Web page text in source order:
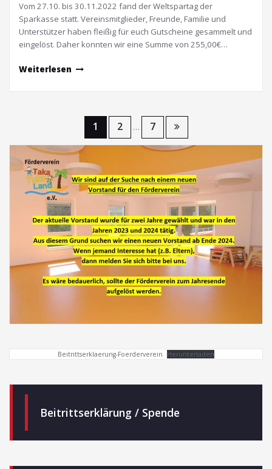
Vom 27.10. bis 30.11.2022 fand der Weltspartag der
Sparkasse statt. Vereinsmitglieder, Freunde, Familie und
Unterstützer haben fleißig für euch Gutscheine gesammelt und
eingelöst. Daher konnten wir eine Summe von 255,00€…
Weiterlesen
Seitennummerierung
der
Beiträge
1 2 … 7
Beitrittserklaerung-Foerderverein Herunterladen
Beitrittserklärung / Spende